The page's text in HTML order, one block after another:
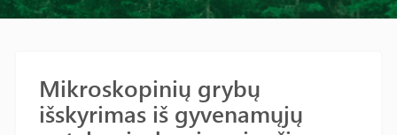
Mikroskopinių grybų
išskyrimas iš gyvenamųjų